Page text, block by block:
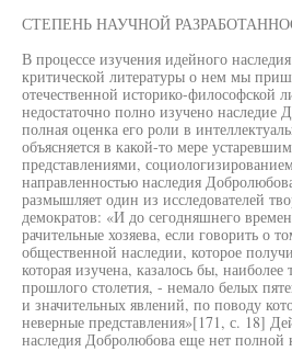
СТЕПЕНЬ НАУЧНОЙ
В процессе изучения идейного
критической литературы о нем мы
отечественной историко-философской
недостаточно полно изучено наследие
полная оценка его роли в
объясняется в какой-то мере
представлениями,
направленностью наследия
размышляет один из исследователей
демократов: «И до сегодняшнего
рачительные хозяева, если говорить о
общественной наследии, которое
которая изучена, казалось бы,
прошлого столетия, - немало белых
и значительных явлений, по поводу
неверные представления»[171, с. 18]
наследия Добролюбова еще нет полной